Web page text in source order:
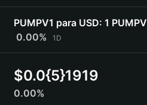
Português (Portugal)
Bahasa Indonesia
ภาษาไทย
हिन्दी
Español
Português (Brasil)
PUMPV1 para USD: 1
0.00%
1D
$0.0{5}1919
0.00%